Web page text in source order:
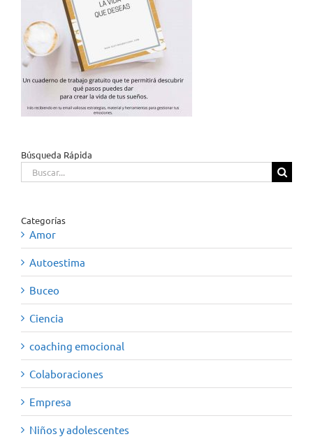
Búsqueda Rápida
Buscar:
Categorías
Amor
Autoestima
Buceo
Ciencia
coaching emocional
Colaboraciones
Empresa
Niños y adolescentes